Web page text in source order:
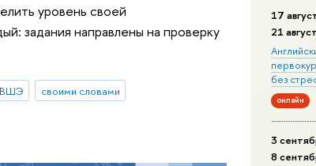
17
21
без
онлайн
3
8
уровень своей
задания направлены на проверку
ВШЭ
своими словами